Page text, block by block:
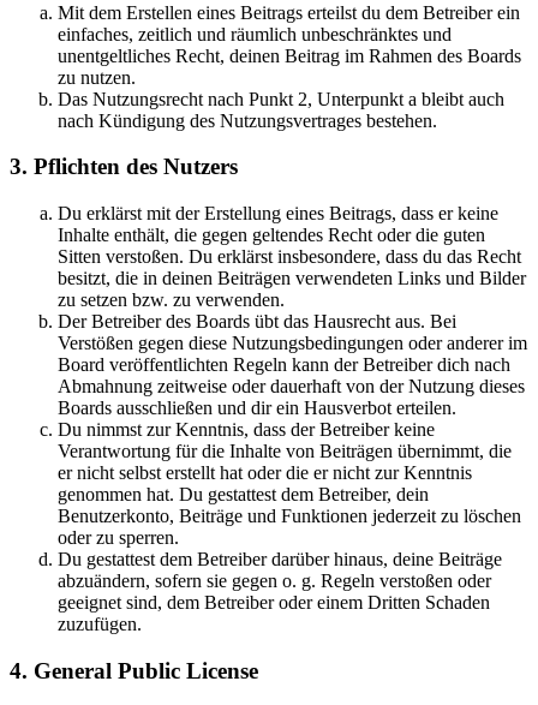
Mit dem Erstellen eines Beitrags erteilst du dem Betreiber ein
einfaches, zeitlich und räumlich unbeschränktes und
unentgeltliches Recht, deinen Beitrag im Rahmen des Boards
zu nutzen.
Das Nutzungsrecht nach Punkt 2, Unterpunkt a bleibt auch
nach Kündigung des Nutzungsvertrages bestehen.
3. Pflichten des Nutzers
Du erklärst mit der Erstellung eines Beitrags, dass er keine
Inhalte enthält, die gegen geltendes Recht oder die guten
Sitten verstoßen. Du erklärst insbesondere, dass du das Recht
besitzt, die in deinen Beiträgen verwendeten Links und Bilder
zu setzen bzw. zu verwenden.
Der Betreiber des Boards übt das Hausrecht aus. Bei
Verstößen gegen diese Nutzungsbedingungen oder anderer im
Board veröffentlichten Regeln kann der Betreiber dich nach
Abmahnung zeitweise oder dauerhaft von der Nutzung dieses
Boards ausschließen und dir ein Hausverbot erteilen.
Du nimmst zur Kenntnis, dass der Betreiber keine
Verantwortung für die Inhalte von Beiträgen übernimmt, die
er nicht selbst erstellt hat oder die er nicht zur Kenntnis
genommen hat. Du gestattest dem Betreiber, dein
Benutzerkonto, Beiträge und Funktionen jederzeit zu löschen
oder zu sperren.
Du gestattest dem Betreiber darüber hinaus, deine Beiträge
abzuändern, sofern sie gegen o. g. Regeln verstoßen oder
geeignet sind, dem Betreiber oder einem Dritten Schaden
zuzufügen.
4. General Public License